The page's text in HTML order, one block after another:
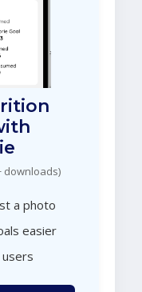
downloads)
a photo
easier
users